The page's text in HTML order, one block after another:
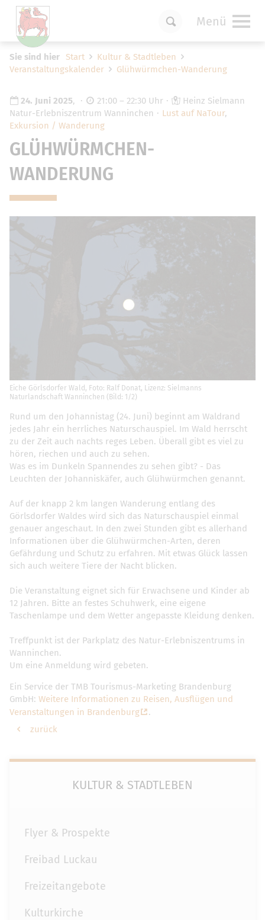
Menü
Sie sind hier Start
Kultur & Stadtleben
Veranstaltungskalender
Glühwürmchen-Wanderung
24. Juni 2025, 21:00 – 22:30 Uhr
Heinz Sielmann
Natur-Erlebniszentrum Wanninchen
Lust auf NaTour,
Exkursion / Wanderung
GLÜHWÜRMCHEN-
WANDERUNG
Eiche Görlsdorfer Wald, Foto: Ralf Donat, Lizenz: Sielmanns
Naturlandschaft Wanninchen (Bild: 1/2)
Rund um den Johannistag (24. Juni) beginnt am Waldrand
jedes Jahr ein herrliches Naturschauspiel. Im Wald herrscht
zu der Zeit auch nachts reges Leben. Überall gibt es viel zu
hören, riechen und auch zu sehen.
Was es im Dunkeln Spannendes zu sehen gibt? - Das
Leuchten der Johanniskäfer, auch Glühwürmchen genannt.
Auf der knapp 2 km langen Wanderung entlang des
Görlsdorfer Waldes wird sich das Naturschauspiel einmal
genauer angeschaut. In den zwei Stunden gibt es allerhand
Informationen über die Glühwürmchen-Arten, deren
Gefährdung und Schutz zu erfahren. Mit etwas Glück lassen
sich auch weitere Tiere der Nacht blicken.
Die Veranstaltung eignet sich für Erwachsene und Kinder ab
12 Jahren. Bitte an festes Schuhwerk, eine eigene
Taschenlampe und dem Wetter angepasste Kleidung denken.
Treffpunkt ist der Parkplatz des Natur-Erlebniszentrums in
Wanninchen.
Um eine Anmeldung wird gebeten.
Ein Service der TMB Tourismus-Marketing Brandenburg
GmbH: Weitere Informationen zu Reisen, Ausflügen und
Veranstaltungen in Brandenburg
.
zurück
KULTUR & STADTLEBEN
Flyer & Prospekte
Freibad Luckau
Freizeitangebote
Kulturkirche
vornehmen zu können wird die Berechtigung
fürfunktionale Cookiesin den Cookie-
Cookie-Einstellungen